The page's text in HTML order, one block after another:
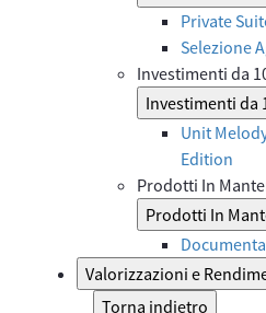
Private
Selezione
Investimenti da
Investimenti da
Unit
Edition
Prodotti In
Prodotti In
Valorizzazioni e
Torna indietro